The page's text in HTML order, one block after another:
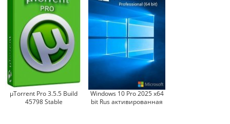
µTorrent Pro 3.5.5 Build
45798 Stable
Windows 10 Pro 2025 x64
bit Rus активированная